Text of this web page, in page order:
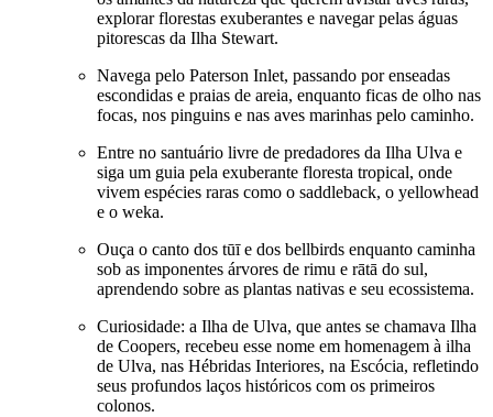
explorar florestas exuberantes e navegar pelas águas
pitorescas da Ilha Stewart.
Navega pelo Paterson Inlet, passando por enseadas
escondidas e praias de areia, enquanto ficas de olho nas
focas, nos pinguins e nas aves marinhas pelo caminho.
Entre no santuário livre de predadores da Ilha Ulva e
siga um guia pela exuberante floresta tropical, onde
vivem espécies raras como o saddleback, o yellowhead
e o weka.
Ouça o canto dos tūī e dos bellbirds enquanto caminha
sob as imponentes árvores de rimu e rātā do sul,
aprendendo sobre as plantas nativas e seu ecossistema.
Curiosidade: a Ilha de Ulva, que antes se chamava Ilha
de Coopers, recebeu esse nome em homenagem à ilha
de Ulva, nas Hébridas Interiores, na Escócia, refletindo
seus profundos laços históricos com os primeiros
colonos.